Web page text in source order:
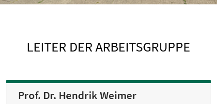
LEITER DER ARBEITSGRUPPE
Prof. Dr. Hendrik Weimer